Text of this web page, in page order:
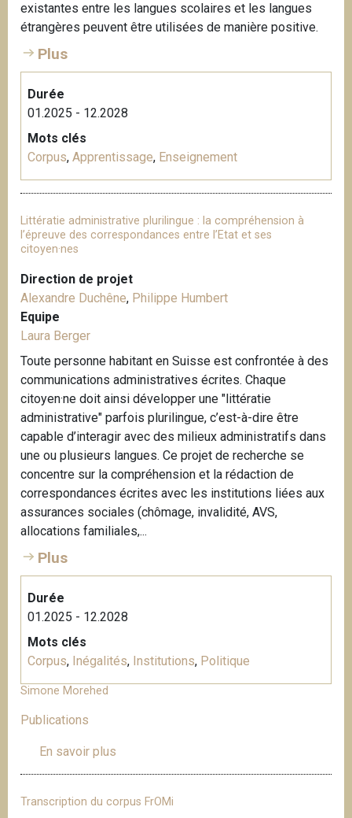
existantes entre les langues scolaires et les langues
étrangères peuvent être utilisées de manière positive.
Plus
Durée
01.2025 - 12.2028
Mots clés
Corpus, Apprentissage, Enseignement
Littératie administrative plurilingue : la compréhension à
l’épreuve des correspondances entre l’Etat et ses
citoyen·nes
Direction de projet
Alexandre Duchêne, Philippe Humbert
Equipe
Laura Berger
Toute personne habitant en Suisse est confrontée à des
communications administratives écrites. Chaque
citoyen·ne doit ainsi développer une "littératie
administrative" parfois plurilingue, c’est-à-dire être
capable d’interagir avec des milieux administratifs dans
une ou plusieurs langues. Ce projet de recherche se
concentre sur la compréhension et la rédaction de
correspondances écrites avec les institutions liées aux
assurances sociales (chômage, invalidité, AVS,
allocations familiales,...
Plus
Durée
01.2025 - 12.2028
Mots clés
Corpus, Inégalités, Institutions, Politique
Simone Morehed
Publications
En savoir plus
u
S
Transcription du corpus FrOMi